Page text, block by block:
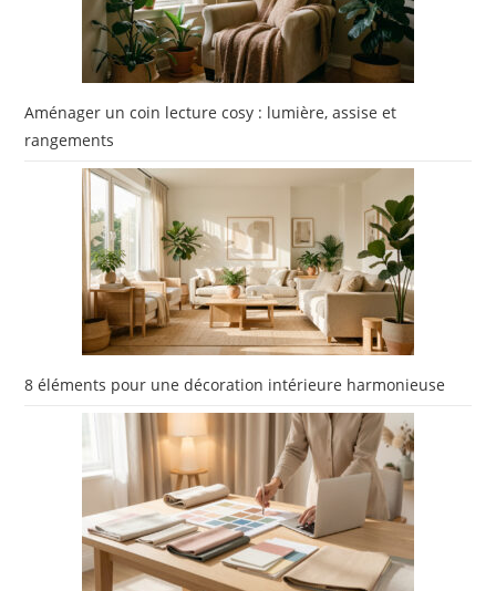
Aménager un coin lecture cosy : lumière, assise et
rangements
8 éléments pour une décoration intérieure harmonieuse